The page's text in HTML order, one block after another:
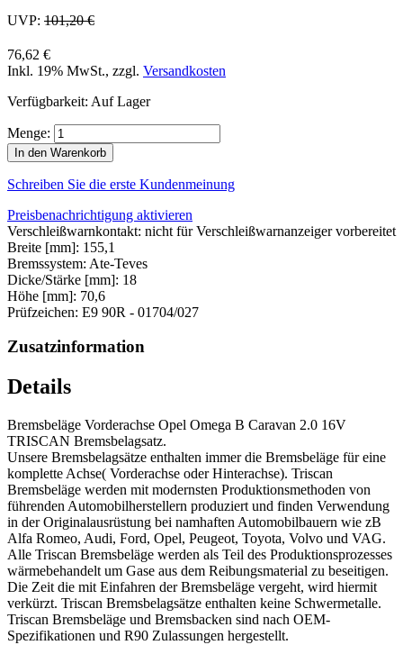
UVP: 101,20 €
76,62 €
Inkl. 19% MwSt., zzgl. Versandkosten
Verfügbarkeit: Auf Lager
Menge:
In den Warenkorb
Schreiben Sie die erste Kundenmeinung
Preisbenachrichtigung aktivieren
Verschleißwarnkontakt: nicht für Verschleißwarnanzeiger vorbereitet
Breite [mm]: 155,1
Bremssystem: Ate-Teves
Dicke/Stärke [mm]: 18
Höhe [mm]: 70,6
Prüfzeichen: E9 90R - 01704/027
Zusatzinformation
Details
Bremsbeläge Vorderachse Opel Omega B Caravan 2.0 16V
TRISCAN Bremsbelagsatz.
Unsere Bremsbelagsätze enthalten immer die Bremsbeläge für eine
komplette Achse( Vorderachse oder Hinterachse). Triscan
Bremsbeläge werden mit modernsten Produktionsmethoden von
führenden Automobilherstellern produziert und finden Verwendung
in der Originalausrüstung bei namhaften Automobilbauern wie zB
Alfa Romeo, Audi, Ford, Opel, Peugeot, Toyota, Volvo und VAG.
Alle Triscan Bremsbeläge werden als Teil des Produktionsprozesses
wärmebehandelt um Gase aus dem Reibungsmaterial zu beseitigen.
Die Zeit die mit Einfahren der Bremsbeläge vergeht, wird hiermit
verkürzt. Triscan Bremsbelagsätze enthalten keine Schwermetalle.
Triscan Bremsbeläge und Bremsbacken sind nach OEM-
Spezifikationen und R90 Zulassungen hergestellt.